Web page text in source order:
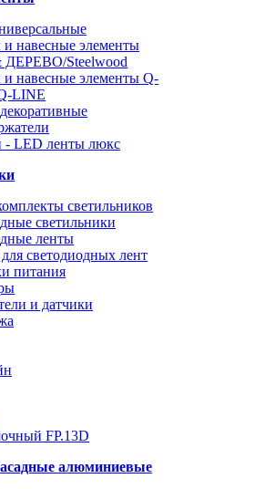
и навесные элементы
Steelwood
и навесные элементы Q-
LINE
светильников
светильники
ленты
светодиодных лент
питания
и датчики
алюминиевые